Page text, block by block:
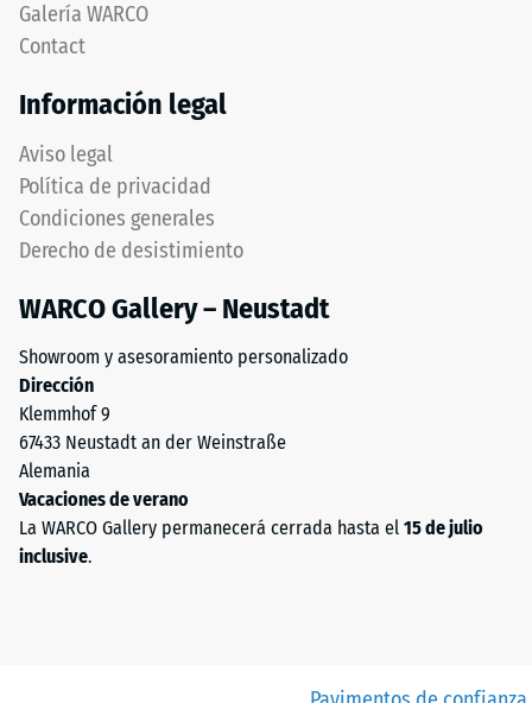
Galería WARCO
Contact
Información legal
Aviso legal
Política de privacidad
Condiciones generales
Derecho de desistimiento
WARCO Gallery – Neustadt
Showroom y asesoramiento personalizado
Dirección
Klemmhof 9
67433 Neustadt an der Weinstraße
Alemania
Vacaciones de verano
La WARCO Gallery permanecerá cerrada hasta el 15 de julio
inclusive.